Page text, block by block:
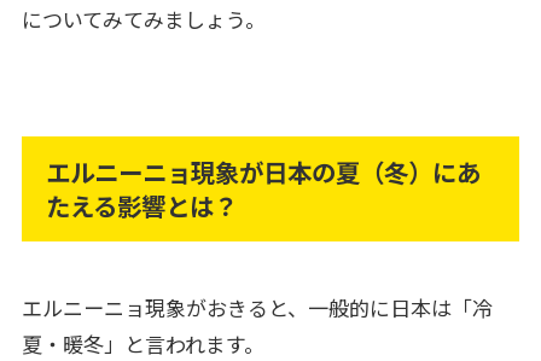
についてみてみましょう。
エルニーニョ現象が日本の夏（冬）にあ
たえる影響とは？
エルニーニョ現象がおきると、一般的に日本は「冷
夏・暖冬」と言われます。